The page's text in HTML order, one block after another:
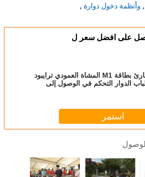
, وأنظمة دخول دوارة ,
على افضل سعر ل
قارئ بطاقة M1 المشاة العمودي ترايبود
الدوار التحكم في الوصول إلى
استمر